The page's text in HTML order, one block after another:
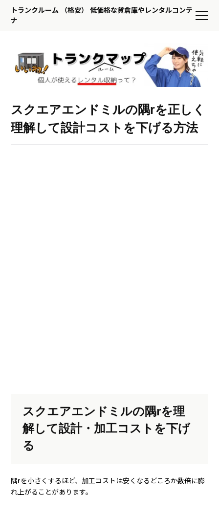
トランクルーム （格安） 低価格な貸倉庫やレンタルコンテ
ナ
スクエアエンドミルの隅rを正しく
理解して設計コストを下げる方法
スクエアエンドミルの隅rを理
解して設計・加工コストを下げ
る
隅rを小さくするほど、加工コストは安くなるどころか数倍に膨
れ上がることがあります。